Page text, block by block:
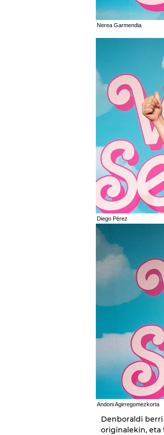
Nerea Garmendia
Diego Pérez
Andoni Agirregomezkorta
Denboraldi
originalekin, eta